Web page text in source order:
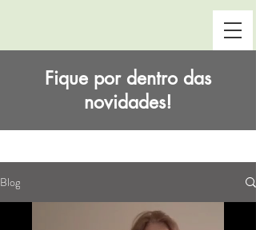
Fique por dentro das
novidades!
Blog